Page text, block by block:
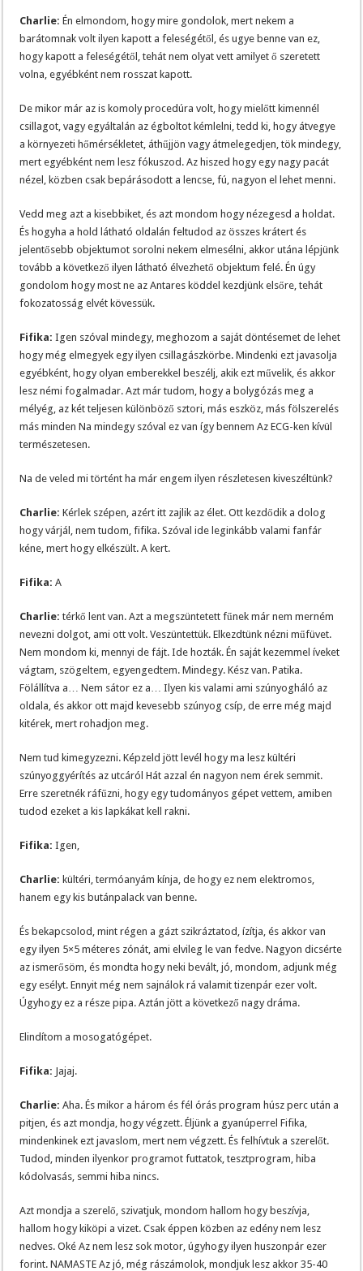
Charlie: Én elmondom, hogy mire gondolok, mert nekem a
barátomnak volt ilyen kapott a feleségétől, és ugye benne van ez,
hogy kapott a feleségétől, tehát nem olyat vett amilyet ő szeretett
volna, egyébként nem rosszat kapott.
De mikor már az is komoly procedúra volt, hogy mielőtt kimennél
csillagot, vagy egyáltalán az égboltot kémlelni, tedd ki, hogy átvegye
a környezeti hőmérsékletet, áthűjjön vagy átmelegedjen, tök mindegy,
mert egyébként nem lesz fókuszod. Az hiszed hogy egy nagy pacát
nézel, közben csak bepárásodott a lencse, fú, nagyon el lehet menni.
Vedd meg azt a kisebbiket, és azt mondom hogy nézegesd a holdat.
És hogyha a hold látható oldalán feltudod az összes krátert és
jelentősebb objektumot sorolni nekem elmesélni, akkor utána lépjünk
tovább a következő ilyen látható élvezhető objektum felé. Én úgy
gondolom hogy most ne az Antares köddel kezdjünk elsőre, tehát
fokozatosság elvét kövessük.
Fifika: Igen szóval mindegy, meghozom a saját döntésemet de lehet
hogy még elmegyek egy ilyen csillagászkörbe. Mindenki ezt javasolja
egyébként, hogy olyan emberekkel beszélj, akik ezt művelik, és akkor
lesz némi fogalmadar. Azt már tudom, hogy a bolygózás meg a
mélyég, az két teljesen különböző sztori, más eszköz, más fölszerelés
más minden Na mindegy szóval ez van így bennem Az ECG-ken kívül
természetesen.
Na de veled mi történt ha már engem ilyen részletesen kiveszéltünk?
Charlie: Kérlek szépen, azért itt zajlik az élet. Ott kezdődik a dolog
hogy várjál, nem tudom, fifika. Szóval ide leginkább valami fanfár
kéne, mert hogy elkészült. A kert.
Fifika: A
Charlie: térkő lent van. Azt a megszüntetett fűnek már nem merném
nevezni dolgot, ami ott volt. Veszüntettük. Elkezdtünk nézni műfüvet.
Nem mondom ki, mennyi de fájt. Ide hozták. Én saját kezemmel íveket
vágtam, szögeltem, egyengedtem. Mindegy. Kész van. Patika.
Fölállítva a… Nem sátor ez a… Ilyen kis valami ami szúnyogháló az
oldala, és akkor ott majd kevesebb szúnyog csíp, de erre még majd
kitérek, mert rohadjon meg.
Nem tud kimegyzezni. Képzeld jött levél hogy ma lesz kültéri
szúnyoggyérítés az utcáról Hát azzal én nagyon nem érek semmit.
Erre szeretnék ráfűzni, hogy egy tudományos gépet vettem, amiben
tudod ezeket a kis lapkákat kell rakni.
Fifika: Igen,
Charlie: kültéri, termóanyám kínja, de hogy ez nem elektromos,
hanem egy kis butánpalack van benne.
És bekapcsolod, mint régen a gázt szikráztatod, ízítja, és akkor van
egy ilyen 5×5 méteres zónát, ami elvileg le van fedve. Nagyon dicsérte
az ismerősöm, és mondta hogy neki bevált, jó, mondom, adjunk még
egy esélyt. Ennyit még nem sajnálok rá valamit tizenpár ezer volt.
Úgyhogy ez a része pipa. Aztán jött a következő nagy dráma.
Elindítom a mosogatógépet.
Fifika: Jajaj.
Charlie: Aha. És mikor a három és fél órás program húsz perc után a
pitjen, és azt mondja, hogy végzett. Éljünk a gyanúperrel Fifika,
mindenkinek ezt javaslom, mert nem végzett. És felhívtuk a szerelőt.
Tudod, minden ilyenkor programot futtatok, tesztprogram, hiba
kódolvasás, semmi hiba nincs.
Azt mondja a szerelő, szivatjuk, mondom hallom hogy beszívja,
hallom hogy kiköpi a vizet. Csak éppen közben az edény nem lesz
nedves. Oké Az nem lesz sok motor, úgyhogy ilyen huszonpár ezer
forint. NAMASTE Az jó, még rászámolok, mondjuk lesz akkor 35-40